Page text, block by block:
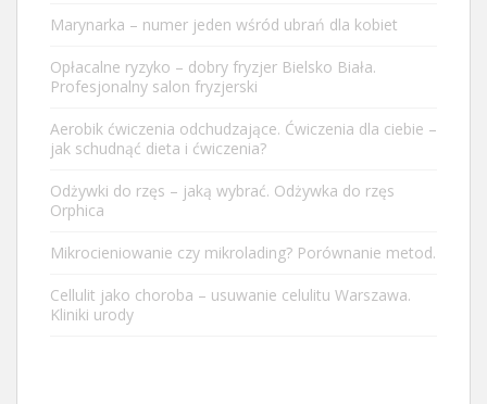
Marynarka – numer jeden wśród ubrań dla kobiet
Opłacalne ryzyko – dobry fryzjer Bielsko Biała.
Profesjonalny salon fryzjerski
Aerobik ćwiczenia odchudzające. Ćwiczenia dla ciebie –
jak schudnąć dieta i ćwiczenia?
Odżywki do rzęs – jaką wybrać. Odżywka do rzęs
Orphica
Mikrocieniowanie czy mikrolading? Porównanie metod.
Cellulit jako choroba – usuwanie celulitu Warszawa.
Kliniki urody